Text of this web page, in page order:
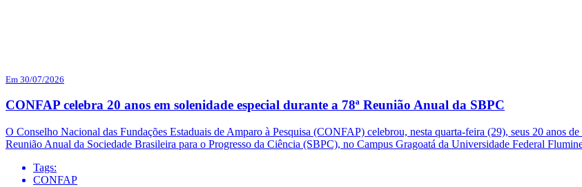
Em 30/07/2026
CONFAP celebra 20 anos em solenidade especial durante a 78ª Reunião Anual da SBPC
O Conselho Nacional das Fundações Estaduais de Amparo à Pesquisa (CONFAP) celebrou, nesta quarta-feira (29), seus 20 anos
Reunião Anual da Sociedade Brasileira para o Progresso da Ciência (SBPC), no Campus Gragoatá da Universidade Federal
Tags:
CONFAP